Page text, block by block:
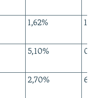
1,62%
5,10%
2,70%